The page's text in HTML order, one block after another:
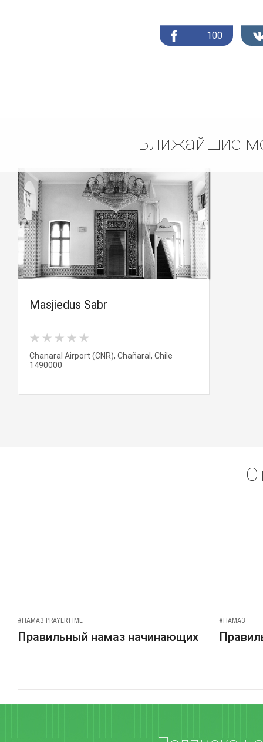
100
Ближайшие
Masjiedus Sabr
Chanaral Airport (CNR), Chañaral, Chile
1490000
#НАМАЗ PRAYERTIME
Правильный намаз начинающих
#НАМАЗ